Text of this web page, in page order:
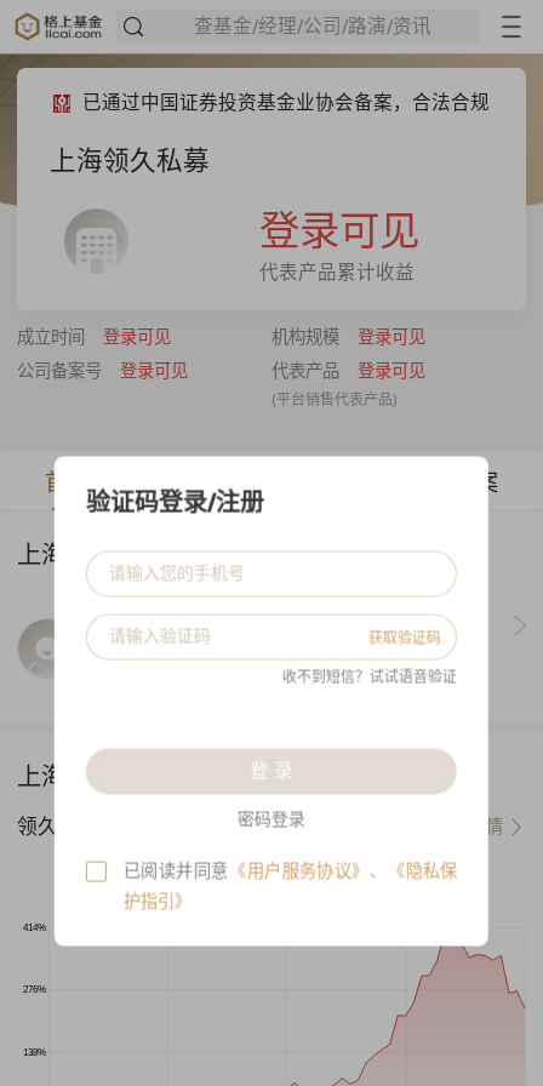
查基金/经理/公司/路演/资讯
已通过中国证券投资基金业协会备案，合法合规
上海领久私募
登录可见
代表产品累计收益
成立时间 登录可见 机构规模
登录可见
公司备案号
登录可见 代表产品 登录可见
(平台销售代表产品)
首页 产品 档案
上海领久私募 核心人物
魏晓康
上海领久私募 代表产品
领久成长策略3号A类 查看详情
138%
276%
414%
验证码登录/注册
获取验证码
收不到短信？试试语音验证
登 录
密码登录
已阅读并同意 《用户服务协议》 、
《隐私保
护指引》